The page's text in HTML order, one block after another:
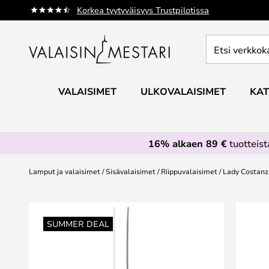
Korkea tyytyväisyys Trustpilotissa
Skip
to
verkkokaupan
VALAISIMET ULKOVALAISIMET
16% alkaen 89 €
Lamput ja valaisimet Sisävalaisimet Riippuvalaisimet Lady
SUMMER DEAL